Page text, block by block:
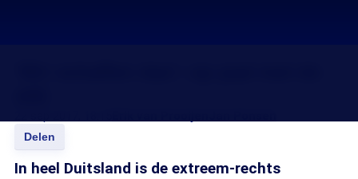
Delen
In heel Duitsland is de extreem-rechts